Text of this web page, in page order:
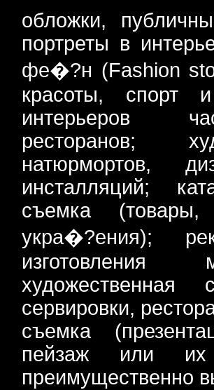
обложки,
портреты в
фе�?н (Fashion
красоты, спорт
интерьеров
ресторанов;
натюрмортов,
инсталляций;
съемка (товары,
укра�?ения);
изготовления
сервировки,
съемка
пейзаж или их
преимущественно